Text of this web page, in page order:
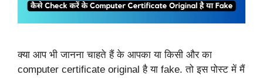
क्या आप भी जानना चाहते हैं के आपका या किसी और का
computer certificate original है या fake. तो इस पोस्ट में मैं